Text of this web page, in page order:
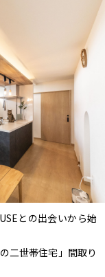
との出会いから始
二世帯住宅」間取り